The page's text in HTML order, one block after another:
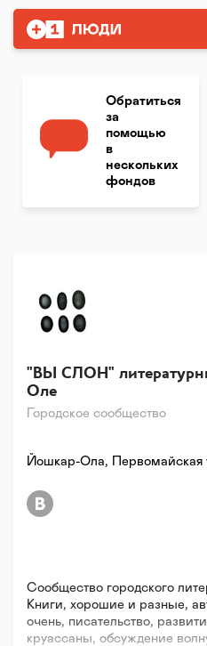
Обратиться
за
помощью
в
нескольких
фондов
Городское сообщество
"ВЫ СЛОН"
Оле
Сообщество городского
Книги, хорошие и разные,
очень, писательство,
круассаны, обсуждение
Йошкар-Ола, Первомайская